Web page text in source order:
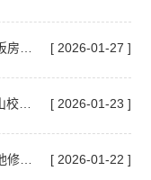
[ 2026-01-27 ]
[ 2026-01-23 ]
[ 2026-01-22 ]